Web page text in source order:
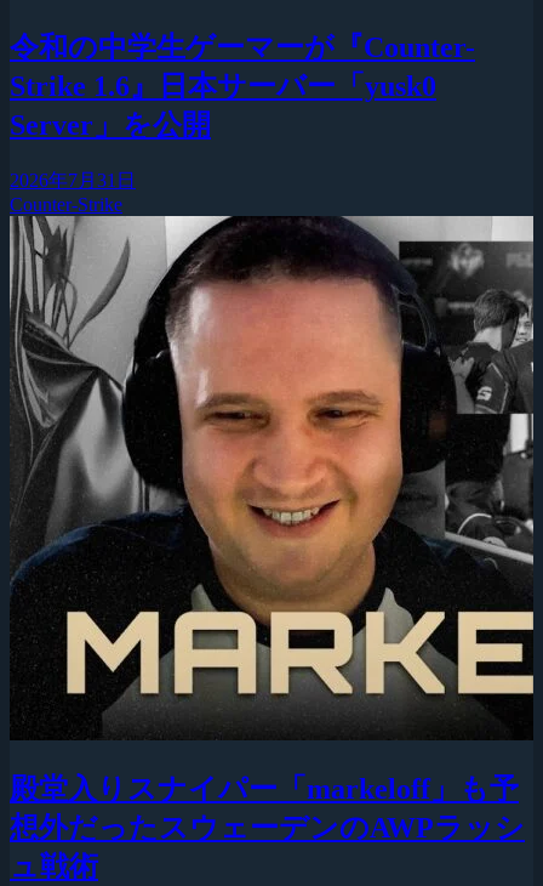
令和の中学生ゲーマーが『Counter-
Strike 1.6』日本サーバー「yusk0
Server」を公開
2026年7月31日
Counter-Strike
殿堂入りスナイパー「markeloff」も予
想外だったスウェーデンのAWPラッシ
ュ戦術